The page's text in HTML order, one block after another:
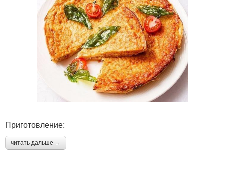
Приготовление:
читать дальше →